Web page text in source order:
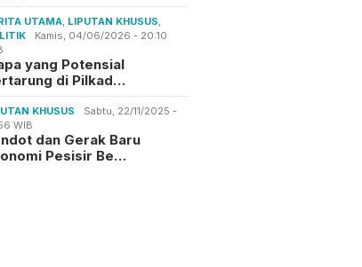
UTAMA, LIPUTAN KHUSUS,
Kamis, 04/06/2026 - 20:10
yang Potensial
di Pilkad…
KHUSUS
Sabtu, 22/11/2025 -
WIB
dan Gerak Baru
Pesisir Be…